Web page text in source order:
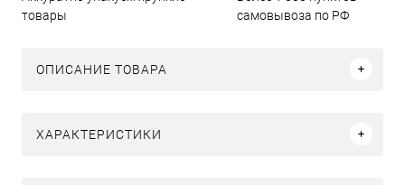
товары
самовывоза по РФ
ОПИСАНИЕ ТОВАРА
ХАРАКТЕРИСТИКИ